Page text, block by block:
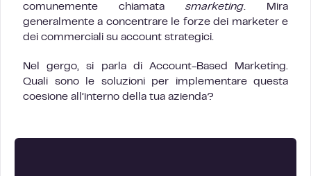
comunemente chiamata smarketing. Mira
generalmente a concentrare le forze dei marketer e
dei commerciali su account strategici.
Nel gergo, si parla di Account-Based Marketing.
Quali sono le soluzioni per implementare questa
coesione all’interno della tua azienda?